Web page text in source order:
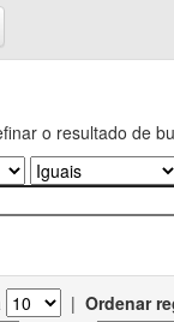
o resultado de
| Ordenar